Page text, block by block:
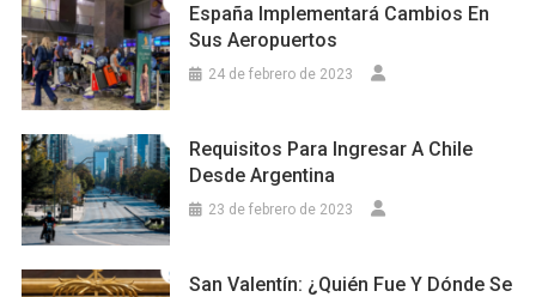
España Implementará Cambios En
Sus Aeropuertos
24 de febrero de 2023
Requisitos Para Ingresar A Chile
Desde Argentina
23 de febrero de 2023
San Valentín: ¿Quién Fue Y Dónde Se